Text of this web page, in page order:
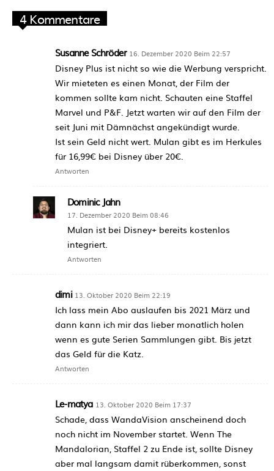
4 Kommentare
Susanne Schröder 16. Dezember 2020 Beim 22:57
Disney Plus ist nicht so wie die Werbung verspricht.
Wir mieteten es einen Monat, der Film der
kommen sollte kam nicht. Schauten eine Staffel
Marvel und P&F. Jetzt warten wir auf den Film der
seit Juni mit Dämnächst angekündigt wurde.
Ist sein Geld nicht wert. Mulan gibt es im Herkules
für 16,99€ bei Disney über 20€.
Antworten
Dominic Jahn
17. Dezember 2020 Beim 08:46
Mulan ist bei Disney+ bereits kostenlos
integriert.
Antworten
dimi 13. Oktober 2020 Beim 22:19
Ich lass mein Abo auslaufen bis 2021 März und
dann kann ich mir das lieber monatlich holen
wenn es gute Serien Sammlungen gibt. Bis jetzt
das Geld für die Katz.
Antworten
Le-matya 13. Oktober 2020 Beim 17:37
Schade, dass WandaVision anscheinend doch
noch nicht im November startet. Wenn The
Mandalorian, Staffel 2 zu Ende ist, sollte Disney
aber mal langsam damit rüberkommen, sonst